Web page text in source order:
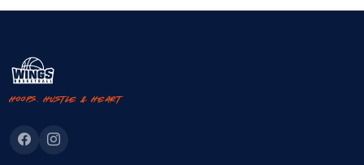
Hoops. Hustle & Heart